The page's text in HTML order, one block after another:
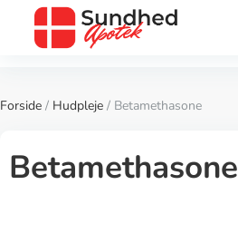
Forside / Hudpleje / Betamethasone
Betamethasone